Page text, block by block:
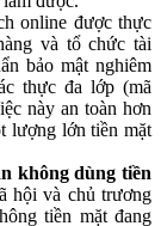
online được thực
và tổ chức tài
bảo mật nghiêm
thực đa lớp (mã
này an toàn hơn
lượng lớn tiền mặt
không dùng tiền
hội và chủ trương
tiền mặt đang